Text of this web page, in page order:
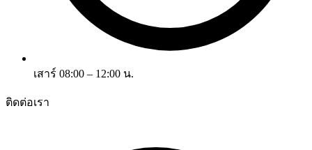
เสาร์ 08:00 – 12:00 น.
ติดต่อเรา